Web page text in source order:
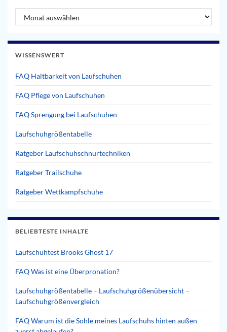
Artikel Archiv
WISSENSWERT
FAQ Haltbarkeit von Laufschuhen
FAQ Pflege von Laufschuhen
FAQ Sprengung bei Laufschuhen
Laufschuhgrößentabelle
Ratgeber Laufschuhschnürtechniken
Ratgeber Trailschuhe
Ratgeber Wettkampfschuhe
BELIEBTESTE INHALTE
Laufschuhtest Brooks Ghost 17
FAQ Was ist eine Überpronation?
Laufschuhgrößentabelle – Laufschuhgrößenübersicht –
Laufschuhgrößenvergleich
FAQ Warum ist die Sohle meines Laufschuhs hinten außen